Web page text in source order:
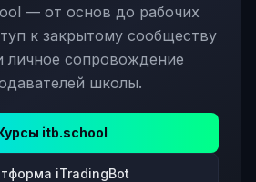
— от основ до рабочих
к закрытому сообществу
личное сопровождение
школы.
itb.school
iTradingBot